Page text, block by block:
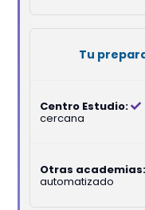
cercana
automatizado